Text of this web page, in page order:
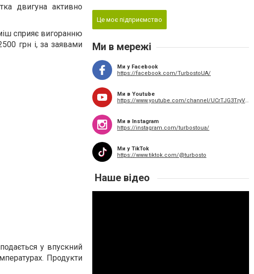
двигуна активно
сприяє вигоранню
грн і, за заявами
у впускний
Продукти
Це моє підприємство
Ми в мережі
Ми у Facebook
https://facebook.com/TurbostoUA/
Ми в Youtube
https://www.youtube.com/channel/UCrTJG3TryVMTXpjgbq4N4jQ/featured
Ми в Instagram
https://instagram.com/turbostoua/
Ми у TikTok
https://www.tiktok.com/@turbosto
Наше відео